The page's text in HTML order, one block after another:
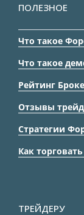
ПОЛЕЗНОЕ
Что такое
Что такое
Рейтинг
Отзывы
Стратегии
Как
ТРЕЙДЕРУ